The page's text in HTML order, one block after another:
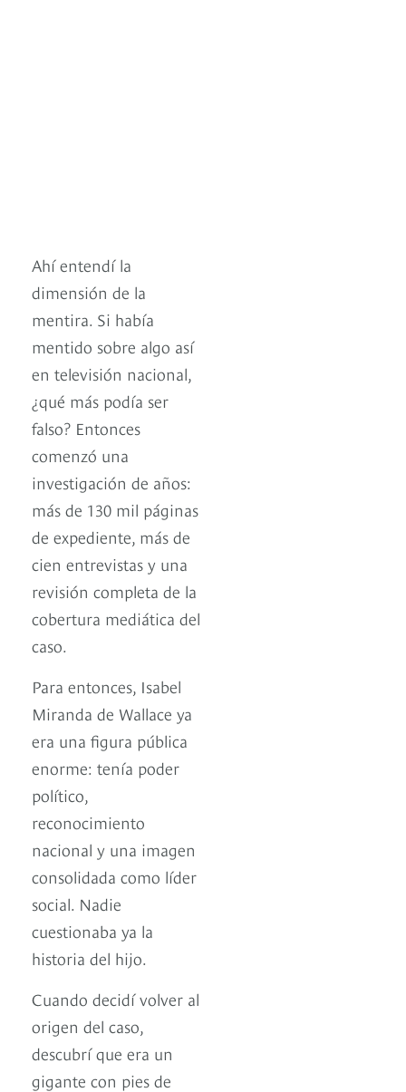
Ahí entendí la
dimensión de la
mentira. Si había
mentido sobre algo así
en televisión nacional,
¿qué más podía ser
falso? Entonces
comenzó una
investigación de años:
más de 130 mil páginas
de expediente, más de
cien entrevistas y una
revisión completa de la
cobertura mediática del
caso.
Para entonces, Isabel
Miranda de Wallace ya
era una figura pública
enorme: tenía poder
político,
reconocimiento
nacional y una imagen
consolidada como líder
social. Nadie
cuestionaba ya la
historia del hijo.
Cuando decidí volver al
origen del caso,
descubrí que era un
gigante con pies de